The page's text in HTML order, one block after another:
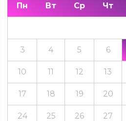
Пн Вт Ср Чт
3 4 5 6
10 11 12 13
17 18 19 20
24 25 26 27